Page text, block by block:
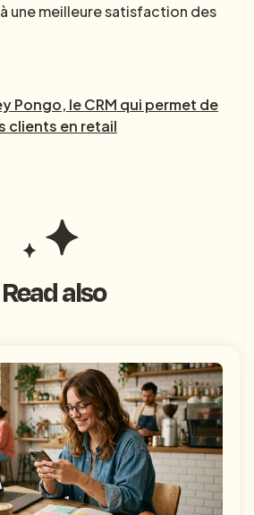
une meilleure satisfaction des
Pongo, le CRM qui permet de
clients en retail
Read also